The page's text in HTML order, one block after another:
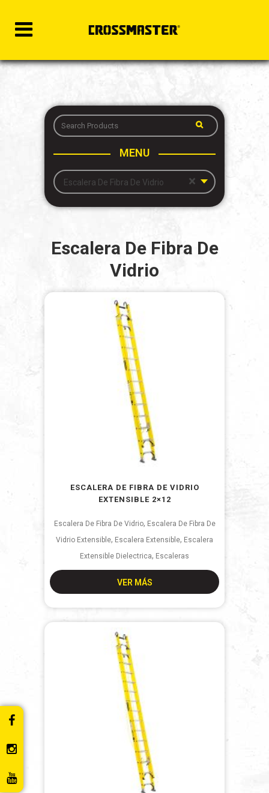
MENU
×
Escalera De Fibra De Vidrio
Escalera De Fibra De
Vidrio
ESCALERA DE FIBRA DE VIDRIO
EXTENSIBLE 2×12
Escalera De Fibra De Vidrio, Escalera De Fibra De
Vidrio Extensible, Escalera Extensible, Escalera
Extensible Dielectrica, Escaleras
VER MÁS